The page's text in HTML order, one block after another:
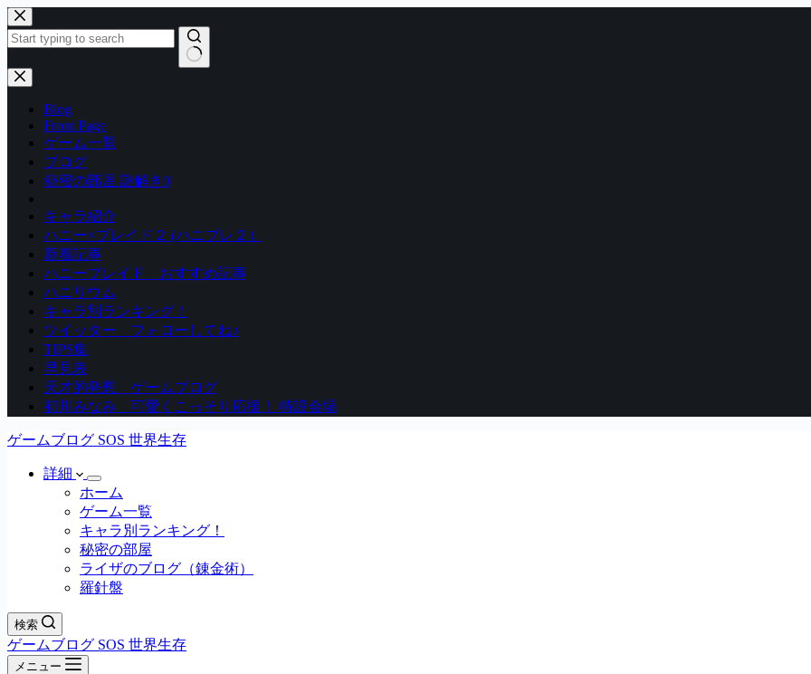
コ
ン
テ
ン
ツ
結
Blog
Front Page
ゲーム一覧
ブログ
秘密の部屋 謎解き0
キャラ紹介
ハニー×ブレイド２ (ハニブレ２）
新着記事
ハニーブレイド おすすめ記事
ハニリウム
キャラ別ランキング！
ツイッター フォローしてね♪
TIPS集
早見表
天才的発想 ゲームブログ
初川みなみ 可愛くこっそり応援！ 特設会場
ゲームブログ SOS 世界生存
詳細
ホーム
ゲーム一覧
キャラ別ランキング！
秘密の部屋
ライザのブログ（錬金術）
羅針盤
検索
ゲームブログ SOS 世界生存
メニュー